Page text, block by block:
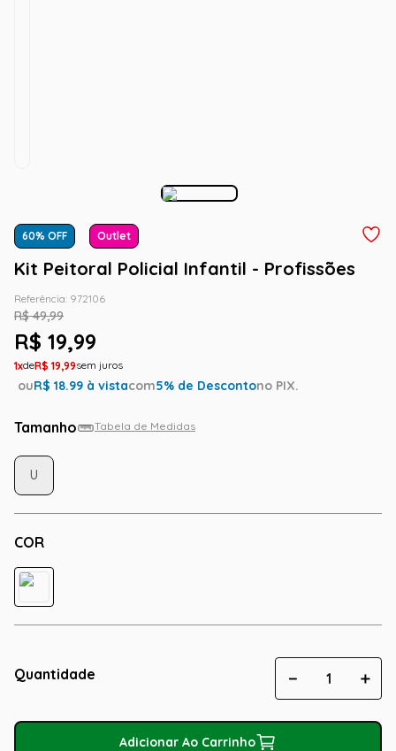
60% OFF Outlet
Kit Peitoral Policial Infantil - Profissões
Referência: 972106
R$ 49,99
R$ 19,99
1 R$ 19,99
ouR$ 18.99 à vistacom5% de Descontono PIX.
Tamanho Tabela de Medidas
COR
U
Quantidade ＋
－
Adicionar Ao Carrinho